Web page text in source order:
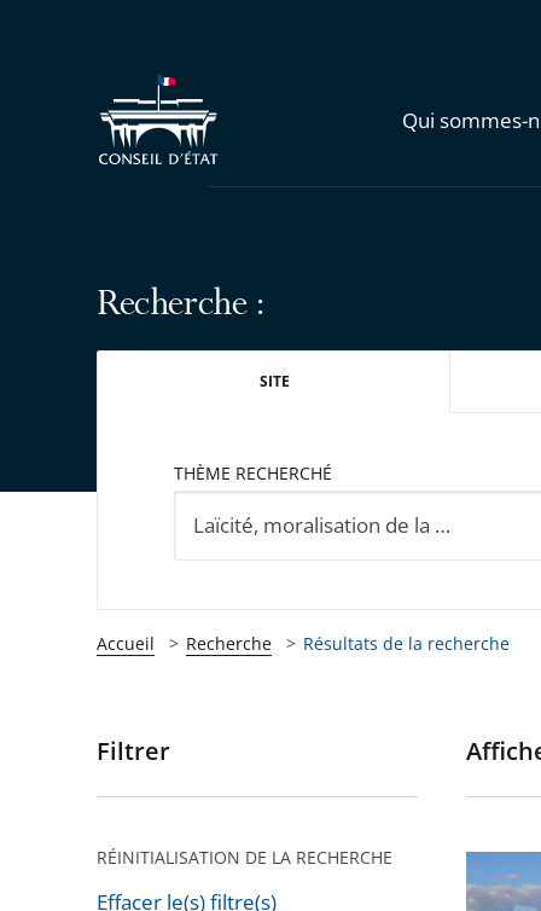
Qui sommes-
Recherche :
SITE
THÈME RECHERCHÉ
Accueil Recherche Résultats de la recherche
Passer
pour
Filtrer
RÉINITIALISATION DE LA RECHERCHE
Effacer le(s) filtre(s)
«